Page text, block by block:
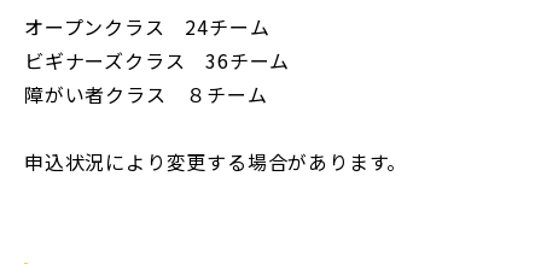
オープンクラス 24チーム
ビギナーズクラス 36チーム
障がい者クラス ８チーム
申込状況により変更する場合があります。